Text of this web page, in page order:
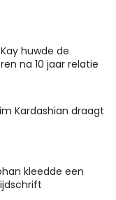
huwde de
na 10 jaar relatie
Kardashian draagt
kleedde een